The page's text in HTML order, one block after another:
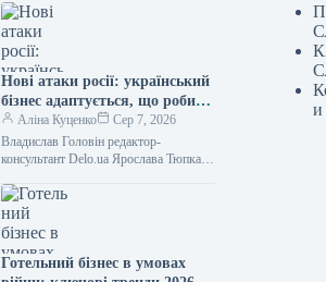
Нові атаки росії: український
бізнес адаптується, що робити
даліАліна Куценко
Сер 7, 2026
Владислав Головін редактор-
консультант Delo.ua Ярослава Тюпка
знищив два логістичних комплекси
"Епіцентру" /
Готельний бізнес в умовах
и